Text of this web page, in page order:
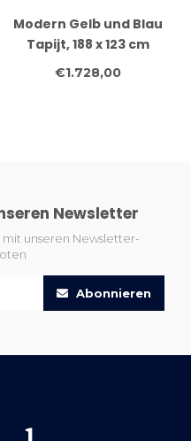
Modern Gelb und Blau
Tapijt, 188 x 123 cm
€1.728,00
Newsletter
unseren Newsletter-
Abonnieren